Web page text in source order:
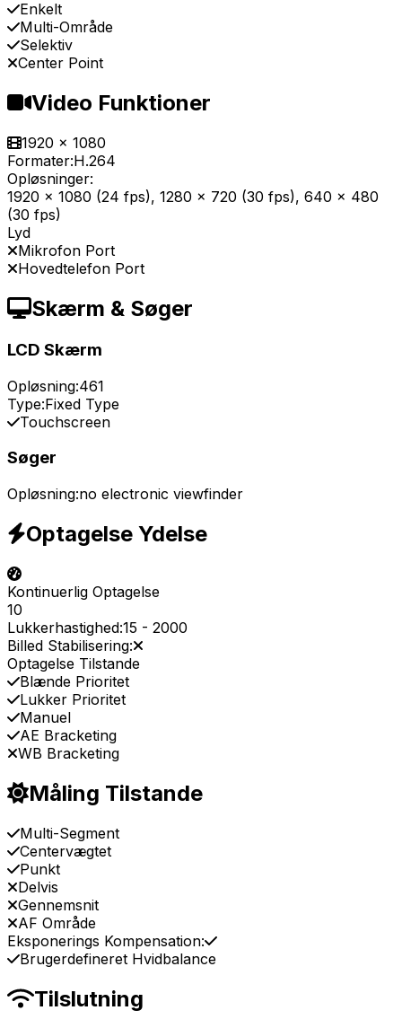
Enkelt
Multi-Område
Selektiv
Center Point
Video Funktioner
1920 x 1080
Formater:H.264
Opløsninger:
1920 x 1080 (24 fps), 1280 x 720 (30 fps), 640 x 480
(30 fps)
Lyd
Mikrofon Port
Hovedtelefon Port
Skærm & Søger
LCD Skærm
Opløsning:461
Type:Fixed Type
Touchscreen
Søger
Opløsning:no electronic viewfinder
Optagelse Ydelse
Kontinuerlig Optagelse
10
Lukkerhastighed:15 - 2000
Billed Stabilisering:
Optagelse Tilstande
Blænde Prioritet
Lukker Prioritet
Manuel
AE Bracketing
WB Bracketing
Måling Tilstande
Multi-Segment
Centervægtet
Punkt
Delvis
Gennemsnit
AF Område
Eksponerings Kompensation:
Brugerdefineret Hvidbalance
Tilslutning